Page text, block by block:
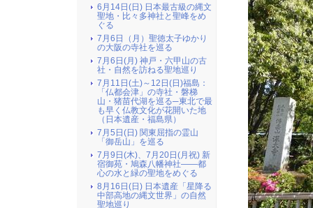
6月14日(日) 日本最古級の縄文
聖地・比々多神社と聖峰をめ
ぐる
7月6日（月）聖徳太子ゆかり
の大阪の寺社を巡る
7月6日(月) 神戸・六甲山の古
社・自然を訪ねる聖地巡り
7月11日(土)～12日(日)福島：
「仏都会津」の寺社・磐梯
山・猪苗代湖を巡る─東北で最
も早く仏教文化が花開いた地
（日本遺産・福島県）
7月5日(日) 関東屈指の霊山
「御岳山」を巡る
7月9日(木)、7月20日(月祝) 新
宿御苑・鳩森八幡神社――都
心の水と緑の聖地をめぐる
8月16日(日) 日本遺産「星降る
中部高地の縄文世界」の自然
聖地巡り